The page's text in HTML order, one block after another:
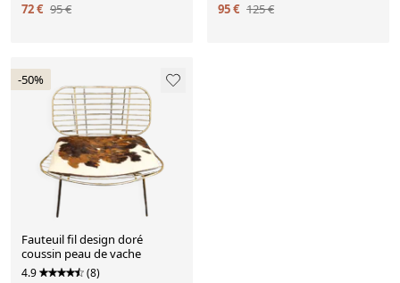
72 € 95 € 95 € 125 €
-50%
Fauteuil fil design doré
coussin peau de vache
4.9 (8)